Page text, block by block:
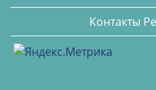
Контакты